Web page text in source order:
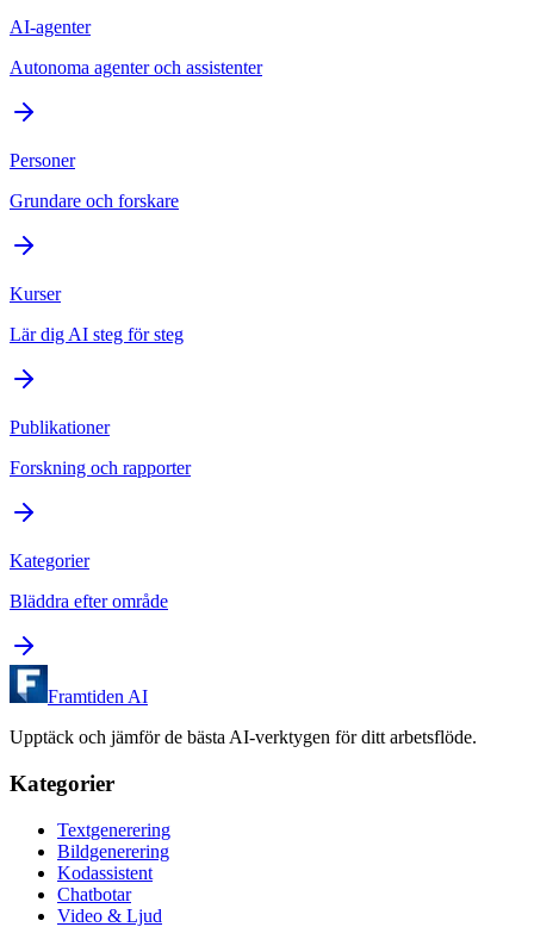
AI-agenter
Autonoma agenter och assistenter
Personer
Grundare och forskare
Kurser
Lär dig AI steg för steg
Publikationer
Forskning och rapporter
Kategorier
Bläddra efter område
Framtiden AI
Upptäck och jämför de bästa AI-verktygen för ditt arbetsflöde.
Kategorier
Textgenerering
Bildgenerering
Kodassistent
Chatbotar
Video & Ljud